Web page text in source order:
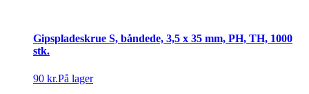
Gipspladeskrue S, båndede, 3,5 x 35 mm, PH, TH, 1000
stk.
90 kr.På lager